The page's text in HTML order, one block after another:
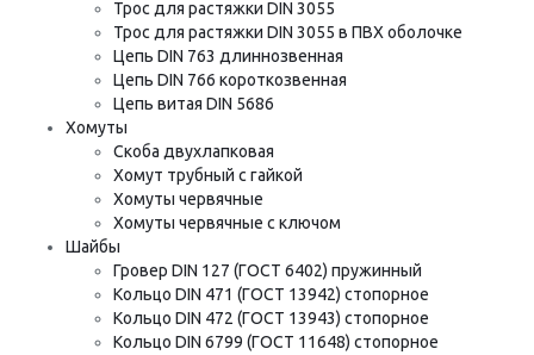
Трос для растяжки DIN 3055
Трос для растяжки DIN 3055 в ПВХ оболочке
Цепь DIN 763 длиннозвенная
Цепь DIN 766 короткозвенная
Цепь витая DIN 5686
Хомуты
Скоба двухлапковая
Хомут трубный с гайкой
Хомуты червячные
Хомуты червячные с ключом
Шайбы
Гровер DIN 127 (ГОСТ 6402) пружинный
Кольцо DIN 471 (ГОСТ 13942) стопорное
Кольцо DIN 472 (ГОСТ 13943) стопорное
Кольцо DIN 6799 (ГОСТ 11648) стопорное